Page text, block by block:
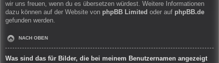
wir uns freuen, wenn du es übersetzen würdest. Weitere Informationen
dazu können auf der Website von phpBB Limited oder auf phpBB.de
gefunden werden.
NACH OBEN
Was sind das für Bilder, die bei meinem Benutzernamen angezeigt